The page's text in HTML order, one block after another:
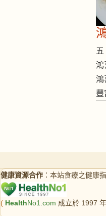
鴻
鴻
健康資源合作 ：本站食療之健康
( HealthNo1.com 成立於 1997